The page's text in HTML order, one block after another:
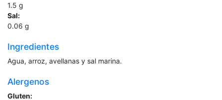
1.5 g
Sal:
0.06 g
Ingredientes
Agua, arroz, avellanas y sal marina.
Alergenos
Gluten: